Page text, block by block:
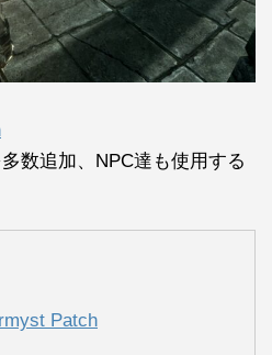
数追加、NPC達も使用する
Patch